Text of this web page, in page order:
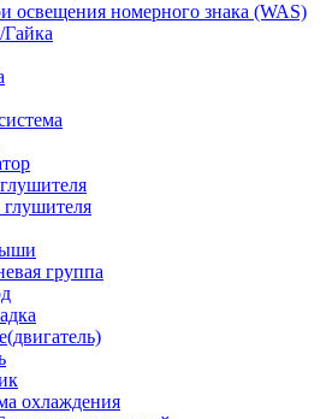
освещения номерного знака (WAS)
группа
охлаждения